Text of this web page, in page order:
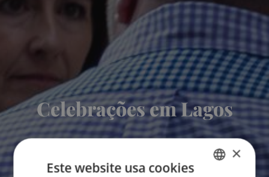
Celebrações em Lagos
×
Este website usa cookies